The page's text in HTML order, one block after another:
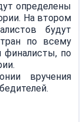
определены
На втором
будут
по всему
финалисты, по
вручения